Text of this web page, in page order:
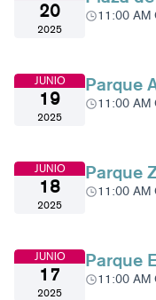
20
2025
11:00 AM
JUNIO
19
2025
Parque
11:00 AM
JUNIO
18
2025
Parque
11:00 AM
JUNIO
17
2025
Parque
11:00 AM